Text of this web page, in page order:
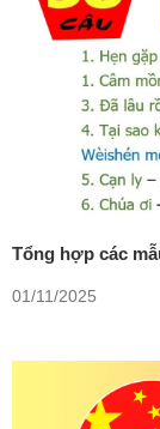
Tổng hợp các
01/11/2025